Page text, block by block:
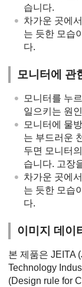
습니다.
차가운 곳에
는 듯한 모습
다.
모니터에 관
모니터를 누
일으키는 원
모니터에 물
는 부드러운
두면 모니터
습니다. 고장
차가운 곳에
는 듯한 모습
다.
이미지 데이
본 제품은 JEITA
Technology
(Design rule for